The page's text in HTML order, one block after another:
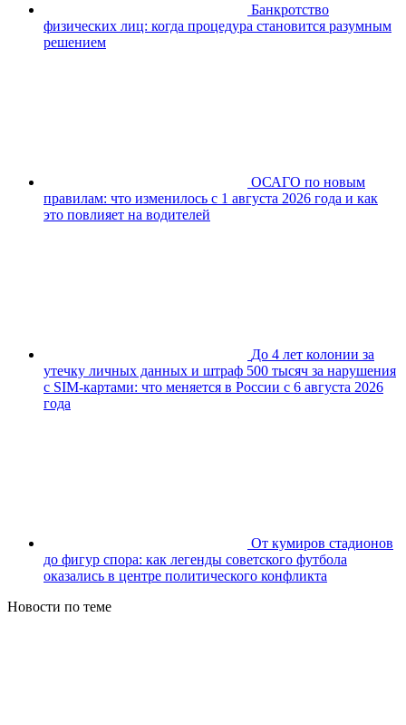
Банкротство
физических лиц: когда процедура становится разумным
решением
ОСАГО по новым
правилам: что изменилось с 1 августа 2026 года и как
это повлияет на водителей
До 4 лет колонии за
утечку личных данных и штраф 500 тысяч за нарушения
с SIM-картами: что меняется в России с 6 августа 2026
года
От кумиров стадионов
до фигур спора: как легенды советского футбола
оказались в центре политического конфликта
Новости по теме